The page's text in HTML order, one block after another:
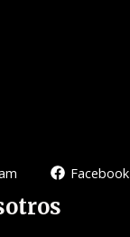
Facebook